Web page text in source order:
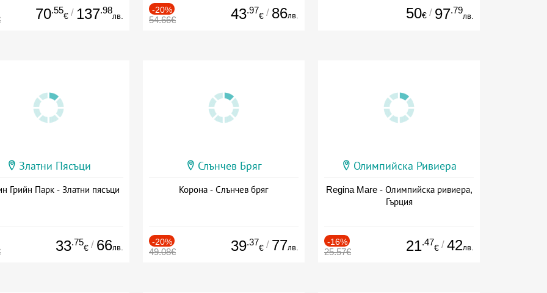
70.55
€ / 137.98
лв.
-20%
54.66€ 43.97
€ / 86лв. 50€ / 97.79
лв.
Златни Пясъци
Грийн Парк - Златни пясъци
33.75
€ / 66лв.
Слънчев Бряг
Корона - Слънчев бряг
-20%
49.08€ 39.37
€ / 77лв.
Олимпийска Ривиера
Regina Mare - Олимпийска ривиера,
Гърция
-16%
25.57€ 21.47
€ / 42лв.